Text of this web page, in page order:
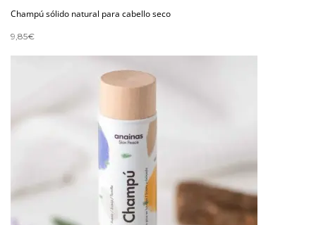
Champú sólido natural para cabello seco
9,85€